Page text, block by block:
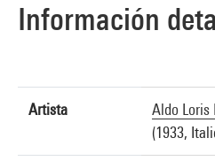
Información
Artista
Aldo Loris
(1933,